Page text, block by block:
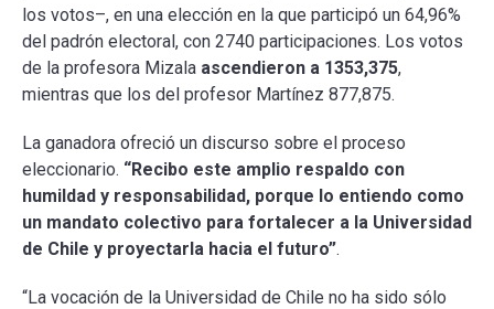
los votos–, en una elección en la que participó un 64,96%
del padrón electoral, con 2740 participaciones. Los votos
de la profesora Mizala ascendieron a 1353,375,
mientras que los del profesor Martínez 877,875.
La ganadora ofreció un discurso sobre el proceso
eleccionario. “Recibo este amplio respaldo con
humildad y responsabilidad, porque lo entiendo como
un mandato colectivo para fortalecer a la Universidad
de Chile y proyectarla hacia el futuro”.
“La vocación de la Universidad de Chile no ha sido sólo